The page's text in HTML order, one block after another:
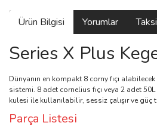
Ürün Bilgisi Yorumlar
Series X Plus
Dünyanın en kompakt 8 corny fıçı
sistemi. 8 adet cornelius fıçı veya 2 adet
kulesi ile kullanılabilir, sessiz çalışır ve güç
Parça Listesi